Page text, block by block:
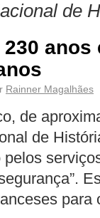
de
Rainner Magalhães
de
de